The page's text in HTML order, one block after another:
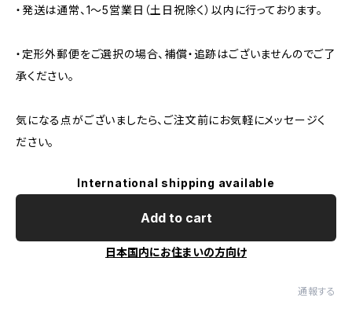
・発送は通常、1〜5営業日（土日祝除く）以内に行っております。
・定形外郵便をご選択の場合、補償・追跡はございませんのでご了
承ください。
気になる点がございましたら、ご注文前にお気軽にメッセージく
ださい。
International shipping available
Add to cart
日本国内にお住まいの方向け
通報する